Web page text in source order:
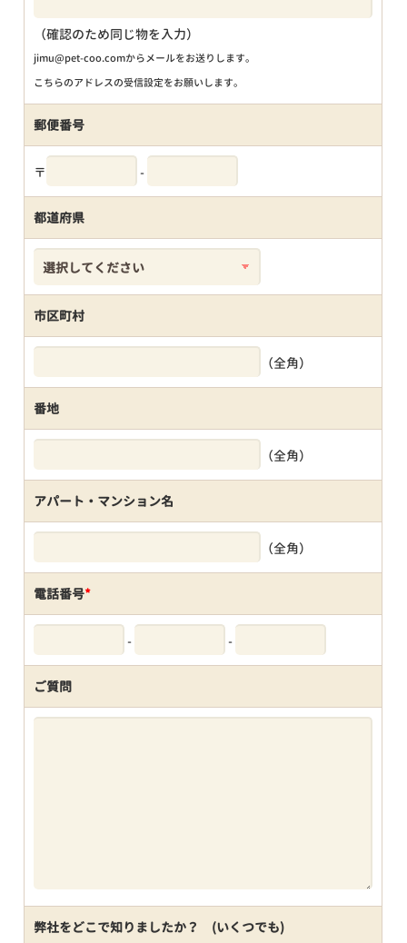
（確認のため同じ物を入力）
jimu@pet-coo.comからメールをお送りします。
こちらのアドレスの受信設定をお願いします。
郵便番号
〒 -
都道府県
市区町村
（全角）
番地
（全角）
アパート・マンション名
（全角）
電話番号*
- -
ご質問
弊社をどこで知りましたか？ (いくつでも)